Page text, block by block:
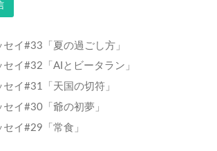
セイ#33「夏の過ごし方」
セイ#32「AIとビータラン」
セイ#31「天国の切符」
イ#30「爺の初夢」
イ#29「常食」